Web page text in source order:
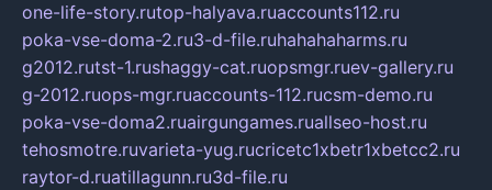
one-life-story.rutop-halyava.ruaccounts112.ru
poka-vse-doma-2.ru3-d-file.ruhahahaharms.ru
g2012.rutst-1.rushaggy-cat.ruopsmgr.ruev-gallery.ru
g-2012.ruops-mgr.ruaccounts-112.rucsm-demo.ru
poka-vse-doma2.ruairgungames.ruallseo-host.ru
tehosmotre.ruvarieta-yug.rucricetc1xbetr1xbetcc2.ru
raytor-d.ruatillagunn.ru3d-file.ru